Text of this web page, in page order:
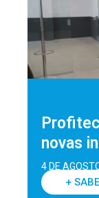
novas
4 DE
+